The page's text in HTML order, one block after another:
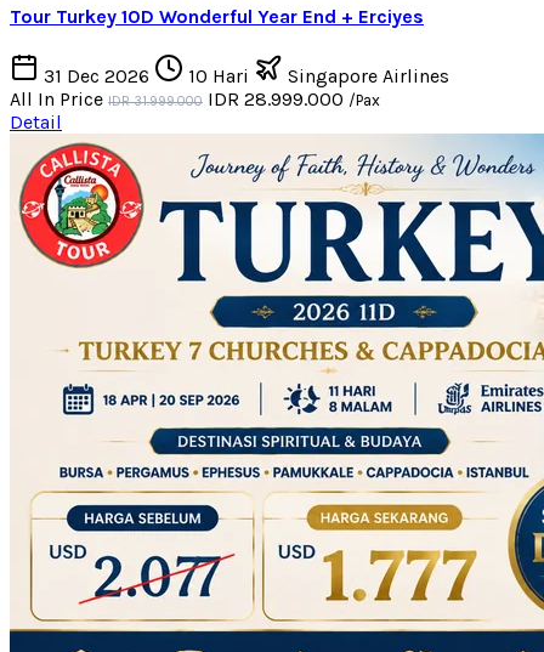
Tour Turkey 10D Wonderful Year End + Erciyes
31 Dec 2026 10 Hari
Singapore Airlines
All In Price IDR 31.999.000 IDR 28.999.000 /Pax
Detail